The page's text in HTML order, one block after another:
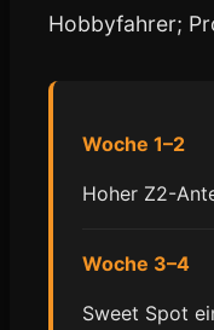
Hobbyfahrer;
Woche 1–2
Hoher Z2-
Woche 3–4
Sweet Spot